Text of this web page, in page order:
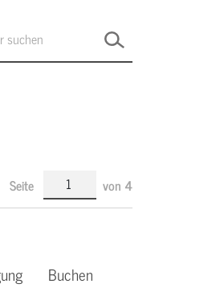
Seite von 4
Buchen